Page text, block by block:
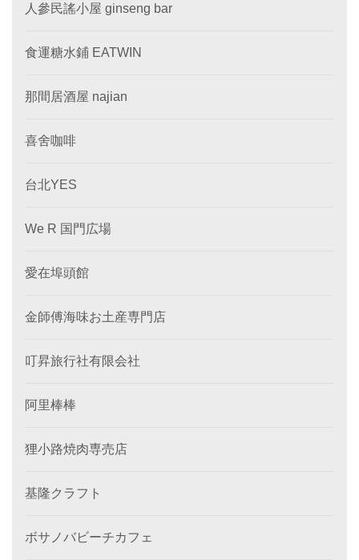
人參民謠小屋 ginseng bar
食運糖水鋪 EATWIN
那間居酒屋 najian
喜舍咖啡
台北YES
We R 国門広場
愛在埠頭館
金師傅海味お土産専門店
叮昇旅行社有限会社
阿里棒棒
狸小路焼肉専売店
基隆クラフト
ボサノバビーチカフェ